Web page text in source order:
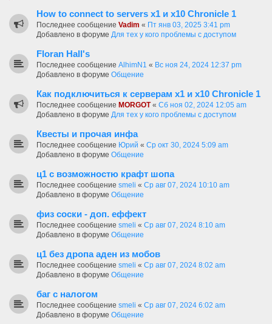
How to connect to servers х1 и х10 Chronicle 1
Последнее сообщение Vadim « Пт янв 03, 2025 3:41 pm
Добавлено в форуме Для тех у кого проблемы с доступом
Floran Hall's
Последнее сообщение AlhimN1 « Вс ноя 24, 2024 12:37 pm
Добавлено в форуме Общение
Как подключиться к серверам х1 и х10 Chronicle 1
Последнее сообщение MORGOT« Сб ноя 02, 2024 12:05 am
Добавлено в форуме Для тех у кого проблемы с доступом
Квесты и прочая инфа
Последнее сообщение Юрий « Ср окт 30, 2024 5:09 am
Добавлено в форуме Общение
ц1 с возможностю крафт шопа
Последнее сообщение smeli « Ср авг 07, 2024 10:10 am
Добавлено в форуме Общение
физ соски - доп. еффект
Последнее сообщение smeli « Ср авг 07, 2024 8:10 am
Добавлено в форуме Общение
ц1 без дропа аден из мобов
Последнее сообщение smeli « Ср авг 07, 2024 8:02 am
Добавлено в форуме Общение
баг с налогом
Последнее сообщение smeli « Ср авг 07, 2024 6:02 am
Добавлено в форуме Общение